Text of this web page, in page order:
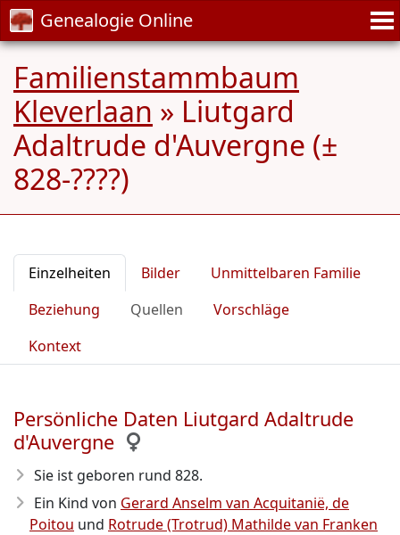
Genealogie Online
Familienstammbaum
Kleverlaan » Liutgard
Adaltrude d'Auvergne (±
828-????)
Einzelheiten Bilder
Unmittelbaren Familie
Beziehung
Quellen
Vorschläge
Kontext
Persönliche Daten Liutgard Adaltrude
d'Auvergne
Sie ist geboren rund 828.
Ein Kind von Gerard Anselm van Acquitanië, de
Poitou und Rotrude (Trotrud) Mathilde van Franken